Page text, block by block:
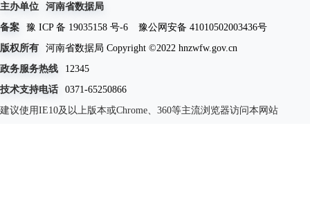
主办单位
河南省数据局
备案
豫 ICP 备 19035158 号-6
豫公网安备 41010502003436号
版权所有
河南省数据局 Copyright ©2022 hnzwfw.gov.cn
政务服务热线
12345
技术支持电话
0371-65250866
建议使用IE10及以上版本或Chrome、360等主流浏览器访问本网站